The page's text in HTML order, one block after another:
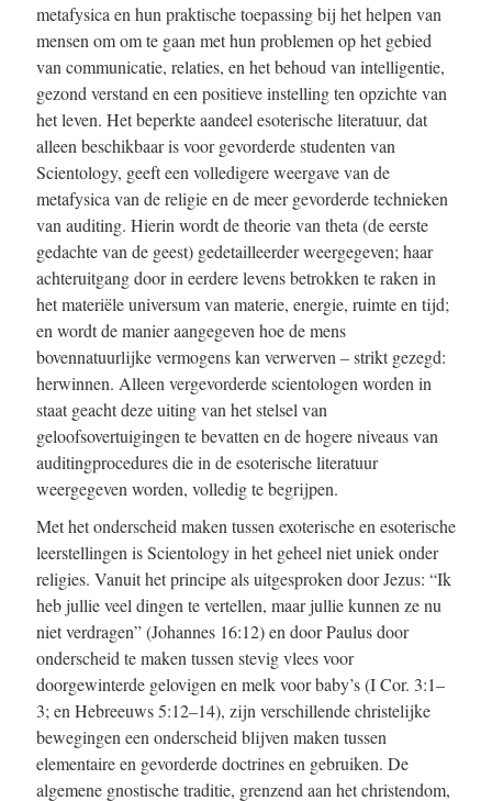
metafysica en hun praktische toepassing bij het helpen van
mensen om om te gaan met hun problemen op het gebied
van communicatie, relaties, en het behoud van intelligentie,
gezond verstand en een positieve instelling ten opzichte van
het leven. Het beperkte aandeel esoterische literatuur, dat
alleen beschikbaar is voor gevorderde studenten van
Scientology, geeft een volledigere weergave van de
metafysica van de religie en de meer gevorderde technieken
van auditing. Hierin wordt de theorie van theta (de eerste
gedachte van de geest) gedetailleerder weergegeven; haar
achteruitgang door in eerdere levens betrokken te raken in
het materiële universum van materie, energie, ruimte en tijd;
en wordt de manier aangegeven hoe de mens
bovennatuurlijke vermogens kan verwerven – strikt gezegd:
herwinnen. Alleen vergevorderde scientologen worden in
staat geacht deze uiting van het stelsel van
geloofsovertuigingen te bevatten en de hogere niveaus van
auditingprocedures die in de esoterische literatuur
weergegeven worden, volledig te begrijpen.
Met het onderscheid maken tussen exoterische en esoterische
leerstellingen is Scientology in het geheel niet uniek onder
religies. Vanuit het principe als uitgesproken door Jezus: “Ik
heb jullie veel dingen te vertellen, maar jullie kunnen ze nu
niet verdragen” (Johannes 16:12) en door Paulus door
onderscheid te maken tussen stevig vlees voor
doorgewinterde gelovigen en melk voor baby’s (I Cor. 3:1–
3; en Hebreeuws 5:12–14), zijn verschillende christelijke
bewegingen een onderscheid blijven maken tussen
elementaire en gevorderde doctrines en gebruiken. De
algemene gnostische traditie, grenzend aan het christendom,